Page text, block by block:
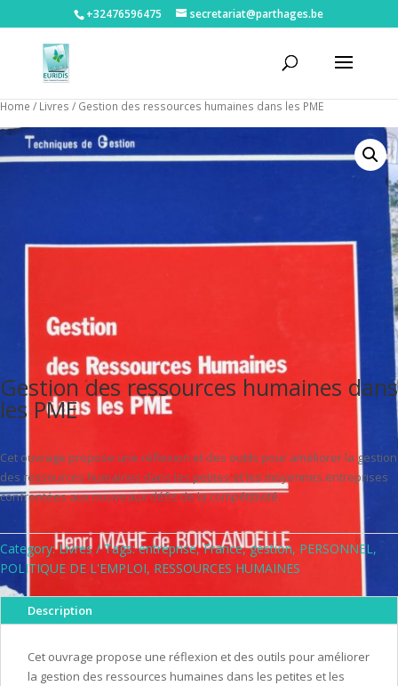
+32476596475‬ secretariat@parthages.be
Home / Livres / Gestion des ressources humaines dans les PME
Gestion des ressources humaines dans
les PME
Cet ouvrage propose une réflexion et des outils pour améliorer la gestion
des ressources humaines dans les petites et les moyennes entreprises
confrontées aux nouveaux défis de la compétitivité.
Category:Livres Tags:entreprise,France,gestion, PERSONNEL,
POLITIQUE DE L'EMPLOI, RESSOURCES HUMAINES
Description
Cet ouvrage propose une réflexion et des outils pour améliorer
la gestion des ressources humaines dans les petites et les